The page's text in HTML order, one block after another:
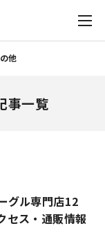
他
事一覧
グル専門店12
セス・通販情報